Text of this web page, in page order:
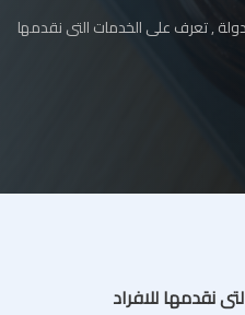
, تعرف على الخدمات التى نقدمها
نقدمها للافراد